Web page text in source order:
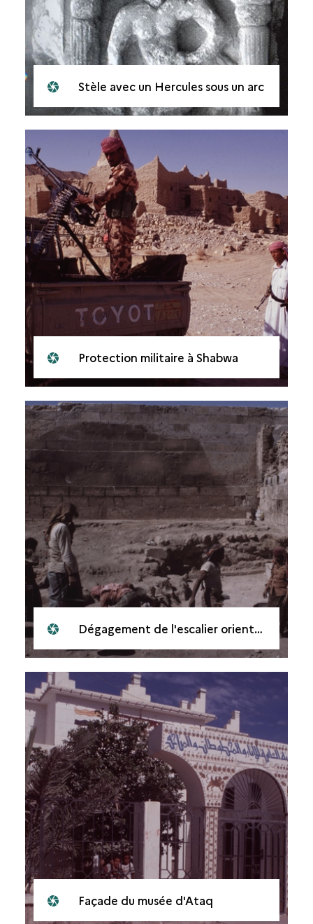
Stèle avec un Hercules sous un arc
Protection militaire à Shabwa
Dégagement de l'escalier oriental, en cours.
Façade du musée d'Ataq